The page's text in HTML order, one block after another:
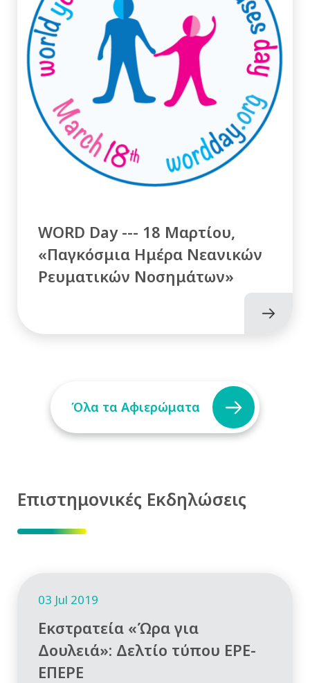
WORD Day --- 18 Μαρτίου,
«Παγκόσμια Ημέρα Νεανικών
Ρευματικών Νοσημάτων»
Όλα τα Αφιερώματα
Επιστημονικές Εκδηλώσεις
03 Jul 2019
Εκστρατεία «Ώρα για
Δουλειά»: Δελτίο τύπου ΕΡΕ-
ΕΠΕΡΕ